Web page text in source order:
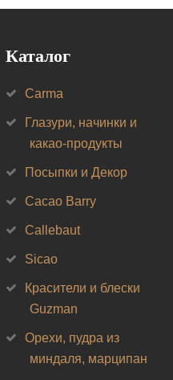
Каталог
Carma
Глазури, начинки и
какао-продукты
Посыпки и Декор
Cacao Barry
Callebaut
Sicao
Красители и блески
Guzman
Орехи, пудра из
миндаля, марципан